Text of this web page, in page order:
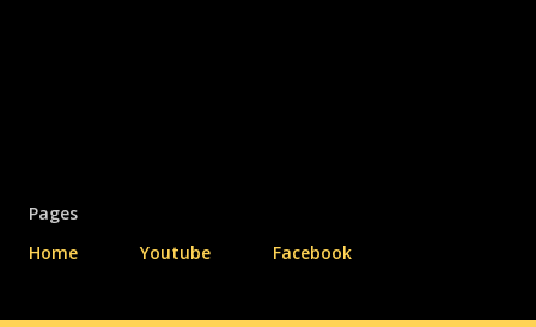
Pages
Home
Youtube Facebook